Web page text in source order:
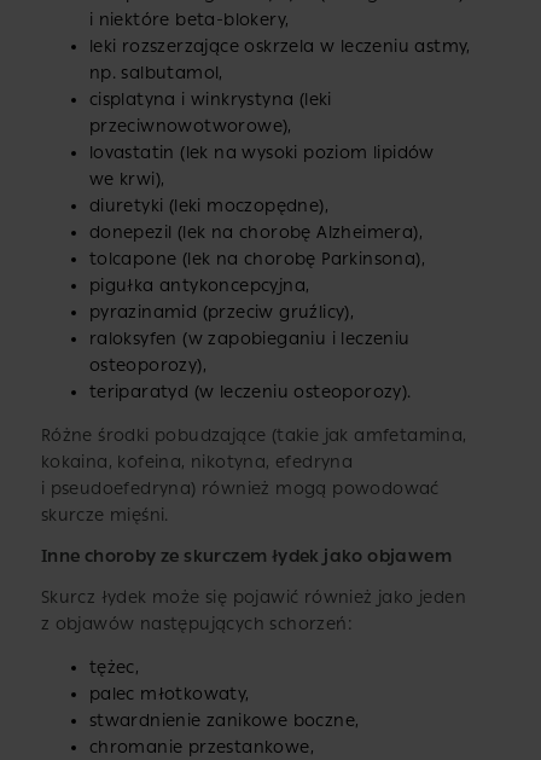
i niektóre beta-blokery,
leki rozszerzające oskrzela w leczeniu astmy,
np. salbutamol,
cisplatyna i winkrystyna (leki
przeciwnowotworowe),
lovastatin (lek na wysoki poziom lipidów
we krwi),
diuretyki (leki moczopędne),
donepezil (lek na chorobę Alzheimera),
tolcapone (lek na chorobę Parkinsona),
pigułka antykoncepcyjna,
pyrazinamid (przeciw gruźlicy),
raloksyfen (w zapobieganiu i leczeniu
osteoporozy),
teriparatyd (w leczeniu osteoporozy).
Różne środki pobudzające (takie jak amfetamina,
kokaina, kofeina, nikotyna, efedryna
i pseudoefedryna) również mogą powodować
skurcze mięśni.
Inne choroby ze skurczem łydek jako objawem
Skurcz łydek może się pojawić również jako jeden
z objawów następujących schorzeń:
tężec,
palec młotkowaty,
stwardnienie zanikowe boczne,
chromanie przestankowe,